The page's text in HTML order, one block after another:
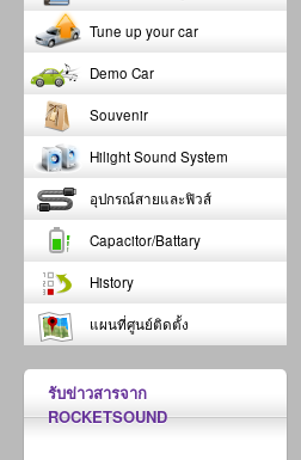
Tune up your car
Demo Car
Souvenir
Hilight Sound System
อุปกรณ์สายและฟิวส์
Capacitor/Battary
History
แผนที่ศูนย์ติดตั้ง
รับข่าวสารจาก
ROCKETSOUND